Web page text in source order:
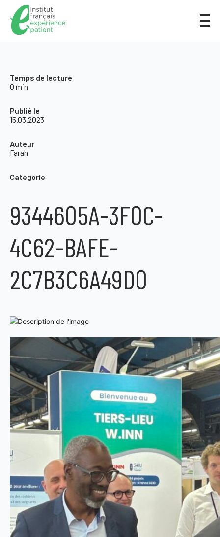
Temps de lecture
0 min
Publié le
15.03.2023
Auteur
Farah
Catégorie
9344605A-3F0C-
4C62-BAFE-
2C7B3C6A49D0